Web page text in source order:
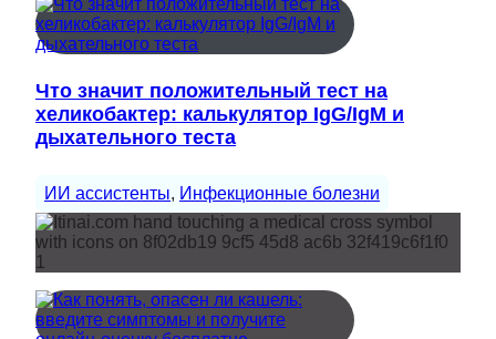
Что значит положительный тест на
хеликобактер: калькулятор IgG/IgM и
дыхательного теста
ИИ ассистенты, Инфекционные болезни